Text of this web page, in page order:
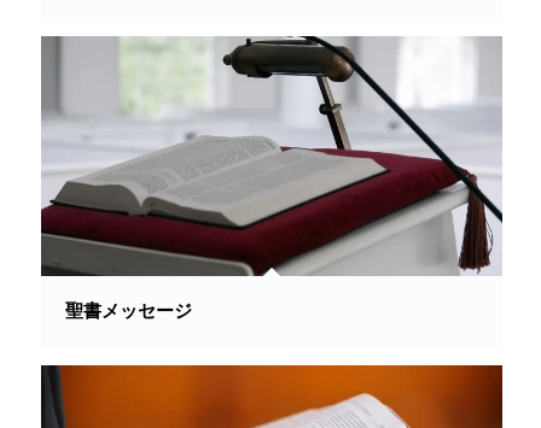
聖書メッセージ